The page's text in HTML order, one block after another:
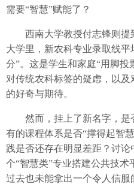
需要“智慧”赋能了？
西南大学教授付志锋则提
大学里，新农科专业录取线
分”。这是学生和家庭“用脚投
对传统农科标签的疑虑，以及
的好奇与期待。
然而，挂上了新名字，是
有的课程体系是否“撑得起智
践是否还存在明显差距？讨
个“智慧类”专业搭建公共技
过去也未能拿出一个令人信服